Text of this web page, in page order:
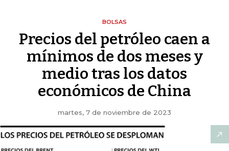
BOLSAS
Precios del petróleo caen a
mínimos de dos meses y
medio tras los datos
económicos de China
martes, 7 de noviembre de 2023